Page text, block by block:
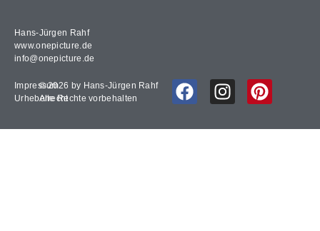
Hans-Jürgen Rahf
www.onepicture.de
info@onepicture.de
Impressum
Urheberrecht
© 2026 by Hans-Jürgen Rahf
Alle Rechte vorbehalten